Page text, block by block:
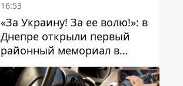
16:53
«За Украину! За ее волю!»: в
Днепре открыли первый
районный мемориал в
честь погибших
Защитников